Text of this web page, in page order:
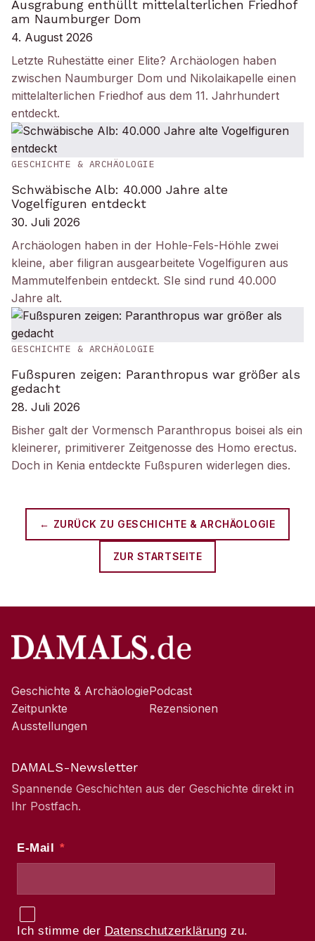
Ausgrabung enthüllt mittelalterlichen Friedhof
am Naumburger Dom
4. August 2026
Letzte Ruhestätte einer Elite? Archäologen haben
zwischen Naumburger Dom und Nikolaikapelle einen
mittelalterlichen Friedhof aus dem 11. Jahrhundert
entdeckt.
GESCHICHTE & ARCHÄOLOGIE
Schwäbische Alb: 40.000 Jahre alte
Vogelfiguren entdeckt
30. Juli 2026
Archäologen haben in der Hohle-Fels-Höhle zwei
kleine, aber filigran ausgearbeitete Vogelfiguren aus
Mammutelfenbein entdeckt. SIe sind rund 40.000
Jahre alt.
GESCHICHTE & ARCHÄOLOGIE
Fußspuren zeigen: Paranthropus war größer als
gedacht
28. Juli 2026
Bisher galt der Vormensch Paranthropus boisei als ein
kleinerer, primitiverer Zeitgenosse des Homo erectus.
Doch in Kenia entdeckte Fußspuren widerlegen dies.
← ZURÜCK ZU GESCHICHTE & ARCHÄOLOGIE
ZUR STARTSEITE
Geschichte & Archäologie
Zeitpunkte
Ausstellungen
Podcast
Rezensionen
DAMALS-Newsletter
Spannende Geschichten aus der Geschichte direkt in
Ihr Postfach.